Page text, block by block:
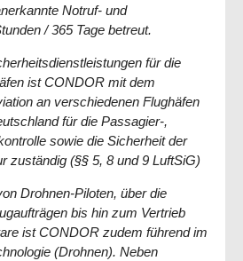
Notruf- und
/ 365 Tage betreut.
für die
ist CONDOR mit dem
an verschiedenen Flughäfen
für die Passagier-,
sowie die Sicherheit der
zuständig (§§ 5, 8 und 9 LuftSiG)
Drohnen-Piloten, über die
bis hin zum Vertrieb
ist CONDOR zudem führend im
(Drohnen). Neben